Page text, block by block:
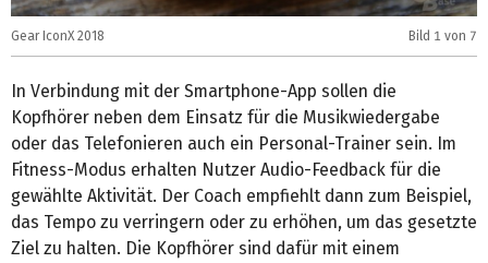
Gear IconX 2018 Bild 1 von 7
In Verbindung mit der Smartphone-App sollen die
Kopfhörer neben dem Einsatz für die Musikwiedergabe
oder das Telefonieren auch ein Personal-Trainer sein. Im
Fitness-Modus erhalten Nutzer Audio-Feedback für die
gewählte Aktivität. Der Coach empfiehlt dann zum Beispiel,
das Tempo zu verringern oder zu erhöhen, um das gesetzte
Ziel zu halten. Die Kopfhörer sind dafür mit einem